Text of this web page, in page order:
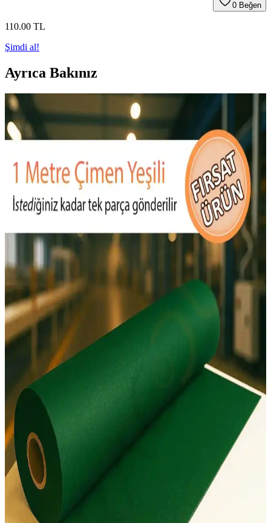
0 Beğen
110.00 TL
Şimdi al!
Ayrıca Bakınız
Keçe ile El Yapımı Bebek Kitabı Sayfası Tasarımı ve
Üretim Teknikleri
Keçe malzemesiyle el yapımı bebek kitabı sayfaları tasarımında
malzeme seçimi, kesim, dikiş teknikleri ve dayanıklılık artırma
yöntemleri detaylı şekilde ele alınmaktadır.
El Dikişi Keçe Cüzdanlar: Malzeme Seçimi, Ölçüler
ve Dikiş Teknikleri
El dikişi keçe cüzdanlar, doğru malzeme seçimi ve battaniye dikişi
ile dayanıklı ve estetik ürünler ortaya çıkarır. Ölçüler ve malzeme
temini projede önemli rol oynar.
Genel Markalar Keçe 20x30 cm 10'lu Paket El İşi ve
Süsleme Malzemeleri
Türkiye menşeli, 20x30 cm ölçülerinde 10'lu keçe paketi, el işi ve
süsleme projeleri için ideal, hafif ve esnek yapısıyla çok yönlü
kullanım sağlar, yüksek müşteri memnuniyeti ile tercih edilir.
Le Mabelle Çok Renkli Its My Birthday Kız Çocuk
Taç: Renkli ve Eğlenceli Doğum Günü Aksesuarı
Le Mabelle'nin renkli keçe taçı, çocukların doğum günü
kutlamalarını daha eğlenceli ve özel kılar. Hafif ve dayanıklı
tasarımıyla rahat kullanım sağlar, fotoğraf çekimlerine de uygun bir
aksesuar.
Puti Keçe A4 1208 10’lu Paket Renkli ve Dayanıklı
Keçe Malzemeleri
Puti Keçe A4 1208, 10 adet renkli, 2 mm kalınlığında keçe
parçalarıyla el işleri ve dekorasyon projelerine uygun yüksek kaliteli
ürün. Canlı renkler ve dayanıklılık sunar.